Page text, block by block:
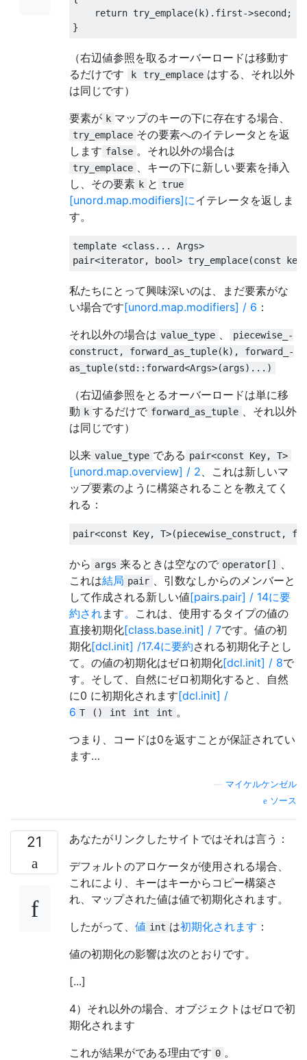
return try_ emplace(k). first->second;
}
（右辺値参照を取るオーバーロードは移動す
るだけです
k try_emplace はする、それ以外
は同じです）
要素が k マップのキーの下に存在する場合、
try_emplace その要素へのイテレータとを返
します false 。それ以外の場合は
try_emplace
、キーの下に新しい要素を挿入
し、その要素 k と true
[unord.map.modifiers]にイテレータを返しま
す。
template <class ... Args>
pair<iterator, bool> try_emplace(const
私たちにとって興味深いのは、まだ要素がな
い場合です[unord.map.modifiers] / 6 ：
それ以外の場合は value_­type
piecewise_­
construct, forward_­as_­tuple(k), forward_­
as_­tuple(std​::​forward<Args>(args)...)
（右辺値参照をとるオーバーロードは単に移
動 k するだけで forward_­as_­tuple
、それ以外
は同じです）
以来 value_type である pair<const Key, T>
[unord.map.overview] / 2 、これは新しいマ
ップ要素のように構築されることを教えてく
れる：
pair<const Key, T>(piecewise_ construct ,
から args 来るときは空なので operator[]
これは結局 pair
、引数なしからのメンバーと
して作成される新しい値[pairs.pair] / 14に要
約されます。 これは、使用するタイプの値の
直接初期化[class.base.init] / 7です。値の初
期化[dcl.init] /17.4に要約される初期化子とし
て。の値の初期化はゼロ初期化[dcl.init] / 8で
す。そして、自然にゼロ初期化すると、自然
に0 に初期化されます[dcl.init] /
6 T () int int int 。
つまり、コードは0を返すことが保証されてい
ます…
マイケルケンゼル
ソース
21
あなたがリンクしたサイトではそれは言う：
デフォルトのアロケータが使用される場合、
これにより、キーはキーからコピー構築さ
れ、マップされた値は値で初期化されます。
したがって、 値 int は初期化されます ：
値の初期化の影響は次のとおりです。
[...]
4）それ以外の場合、オブジェクトはゼロで初
期化されます
これが結果がである理由です 0 。